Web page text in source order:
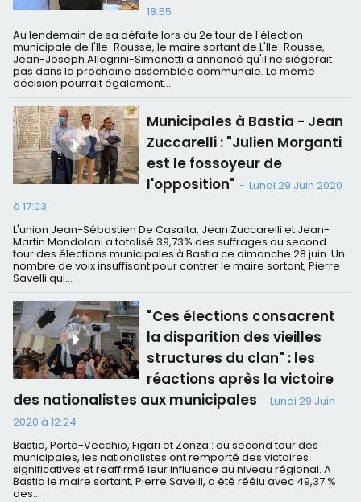
18:55
Au lendemain de sa défaite lors du 2e tour de l'élection
municipale de l'Ile-Rousse, le maire sortant de L'Ile-Rousse,
Jean-Joseph Allegrini-Simonetti a annoncé qu'il ne siégerait
pas dans la prochaine assemblée communale. La même
décision pourrait également...
Municipales à Bastia - Jean
Zuccarelli : "Julien Morganti
est le fossoyeur de
l'opposition" - Lundi 29 Juin 2020
à 17:03
L'union Jean-Sébastien De Casalta, Jean Zuccarelli et Jean-
Martin Mondoloni a totalisé 39,73% des suffrages au second
tour des élections municipales à Bastia ce dimanche 28 juin. Un
nombre de voix insuffisant pour contrer le maire sortant, Pierre
Savelli qui...
"Ces élections consacrent
la disparition des vieilles
structures du clan" : les
réactions après la victoire
des nationalistes aux municipales - Lundi 29 Juin
2020 à 12:24
Bastia, Porto-Vecchio, Figari et Zonza : au second tour des
municipales, les nationalistes ont remporté des victoires
significatives et reaffirmé leur influence au niveau régional. A
Bastia le maire sortant, Pierre Savelli, a été réélu avec 49,37 %
des...